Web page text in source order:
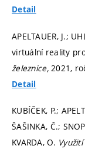
Detail
APELTAUER, J.;
virtuální reality
železnice, 2021,
Detail
KUBÍČEK, P.;
ŠAŠINKA, Č.;
KVARDA, O.